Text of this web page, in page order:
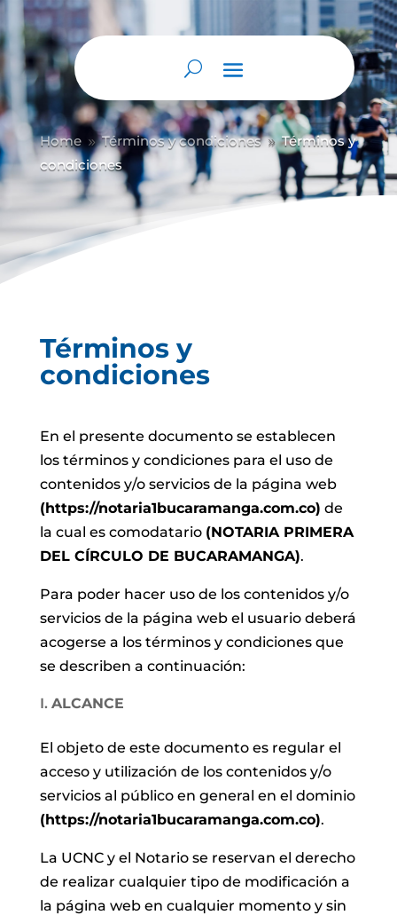
Home 9 Términos y condiciones 9 Términos y
condiciones
Términos y
condiciones
En el presente documento se establecen
los términos y condiciones para el uso de
contenidos y/o servicios de la página web
(https://notaria1bucaramanga.com.co) de
la cual es comodatario (NOTARIA PRIMERA
DEL CÍRCULO DE BUCARAMANGA).
Para poder hacer uso de los contenidos y/o
servicios de la página web el usuario deberá
acogerse a los términos y condiciones que
se describen a continuación:
ALCANCE
El objeto de este documento es regular el
acceso y utilización de los contenidos y/o
servicios al público en general en el dominio
(https://notaria1bucaramanga.com.co).
La UCNC y el Notario se reservan el derecho
de realizar cualquier tipo de modificación a
la página web en cualquier momento y sin